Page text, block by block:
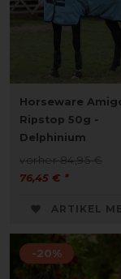
Horseware
Ripstop 50g -
Delphinium
vorher 84,95 €
76,45 € *
ARTIKEL
-20%